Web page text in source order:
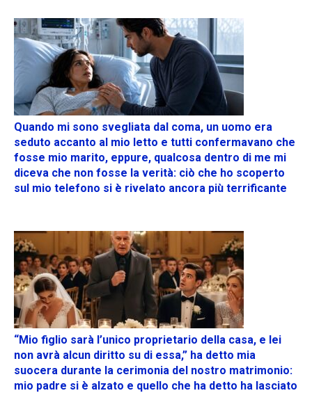
Quando mi sono svegliata dal coma, un uomo era
seduto accanto al mio letto e tutti confermavano che
fosse mio marito, eppure, qualcosa dentro di me mi
diceva che non fosse la verità: ciò che ho scoperto
sul mio telefono si è rivelato ancora più terrificante
“Mio figlio sarà l’unico proprietario della casa, e lei
non avrà alcun diritto su di essa,” ha detto mia
suocera durante la cerimonia del nostro matrimonio:
mio padre si è alzato e quello che ha detto ha lasciato